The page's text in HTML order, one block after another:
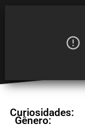
Curiosidades:
Gênero: